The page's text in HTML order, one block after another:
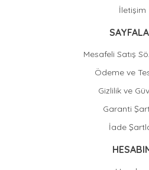
İletişim
Mesafeli Satış
Ödeme ve
Gizlilik ve
Garanti
İade